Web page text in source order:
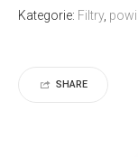
Kategorie: Filtry,
SHARE